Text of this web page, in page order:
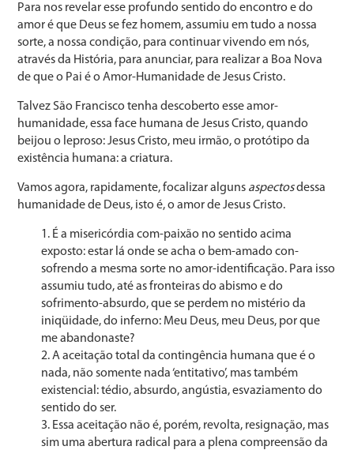
Para nos revelar esse profundo sentido do encontro e do
amor é que Deus se fez homem, assumiu em tudo a nossa
sorte, a nossa condição, para continuar vivendo em nós,
através da História, para anunciar, para realizar a Boa Nova
de que o Pai é o Amor-Humanidade de Jesus Cristo.
Talvez São Francisco tenha descoberto esse amor-
humanidade, essa face humana de Jesus Cristo, quando
beijou o leproso: Jesus Cristo, meu irmão, o protótipo da
existência humana: a criatura.
Vamos agora, rapidamente, focalizar alguns aspectosdessa
humanidade de Deus, isto é, o amor de Jesus Cristo.
É a misericórdia com-paixão no sentido acima
exposto: estar lá onde se acha o bem-amado con-
sofrendo a mesma sorte no amor-identificação. Para isso
assumiu tudo, até as fronteiras do abismo e do
sofrimento-absurdo, que se perdem no mistério da
iniqüidade, do inferno: Meu Deus, meu Deus, por que
me abandonaste?
A aceitação total da contingência humana que é o
nada, não somente nada ‘entitativo’, mas também
existencial: tédio, absurdo, angústia, esvaziamento do
sentido do ser.
Essa aceitação não é, porém, revolta, resignação, mas
sim uma abertura radical para a plena compreensão da